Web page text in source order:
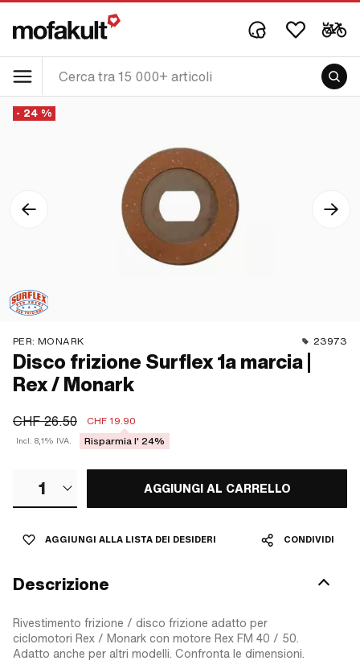
- 24 %
PER: MONARK 23973
Disco frizione Surflex 1a marcia |
Rex / Monark
CHF 26.50 CHF 19.90
Incl. 8,1% IVA. Risparmia l' 24%
1 AGGIUNGI AL CARRELLO
AGGIUNGI ALLA LISTA DEI DESIDERI CONDIVIDI
Descrizione
Rivestimento frizione / disco frizione adatto per
ciclomotori Rex / Monark con motore Rex FM 40 / 50.
Adatto anche per altri modelli. Confronta le dimensioni.